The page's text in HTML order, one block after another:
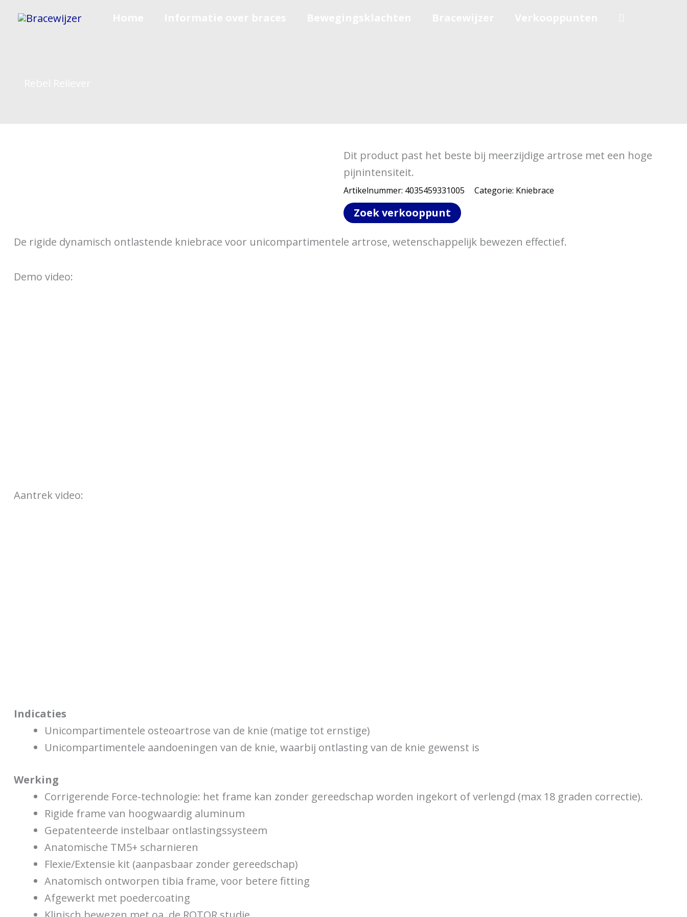
naar
Dit product past het beste bij meerzijdige artrose met een hoge
pijnintensiteit.
Artikelnummer: 4035459331005 Categorie: Kniebrace
Zoek verkooppunt
De rigide dynamisch ontlastende kniebrace voor unicompartimentele artrose, wetenschappelijk bewezen effectief.
Demo video:
Aantrek video:
Indicaties
Unicompartimentele osteoartrose van de knie (matige tot ernstige)
Unicompartimentele aandoeningen van de knie, waarbij ontlasting van de knie gewenst is
Werking
Corrigerende Force-technologie: het frame kan zonder gereedschap worden ingekort of verlengd (max 18 graden correctie).
Rigide frame van hoogwaardig aluminum
Gepatenteerde instelbaar ontlastingssysteem
Anatomische TM5+ scharnieren
Flexie/Extensie kit (aanpasbaar zonder gereedschap)
Anatomisch ontworpen tibia frame, voor betere fitting
Afgewerkt met poedercoating